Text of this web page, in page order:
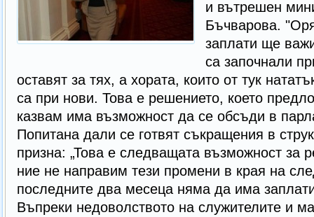
и вътрешен
Бъчварова.
заплати ще
са започнали
оставят за тях, а хората, които от тук
са при нови. Това е решението, което
казвам има възможност да се обсъди в
Попитана дали се готвят съкращения в
призна: „Това е следващата възможност за
ние не направим тези промени в края на
последните два месеца няма да има
Въпреки недоволството на служителите и